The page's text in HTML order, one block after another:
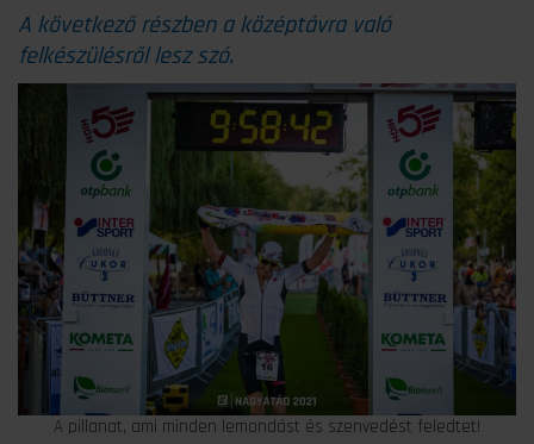
A következő részben a középtávra való
felkészülésről lesz szó.
A pillanat, ami minden lemondást és szenvedést feledtet!